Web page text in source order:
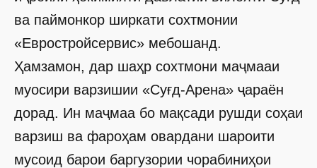
ва паймонкор ширкати сохтмонии
«Евростройсервис» мебошанд.
Ҳамзамон, дар шаҳр сохтмони маҷмааи
муосири варзишии «Суғд-Арена» ҷараён
дорад. Ин маҷмаа бо мақсади рушди соҳаи
варзиш ва фароҳам овардани шароити
мусоид барои баргузории чорабиниҳои